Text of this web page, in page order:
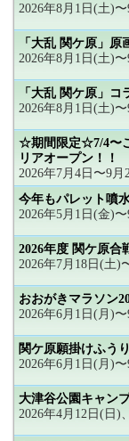
2026年8月1日(土)
「大乱 関ケ原」原
2026年8月1日(土)
「大乱 関ケ原」
2026年8月1日(土)
☆期間限定☆7/4〜
リアオープン！！
2026年7月4日〜9
今年もパレット噴
2026年5月1日(金)
2026年度 関ケ原合
2026年7月18日(土)
おおがきマラソン
2026年6月1日(月)
関ケ原願掛けふう
2026年6月1日(月)
大津谷公園キャン
2026年4月12日(日)